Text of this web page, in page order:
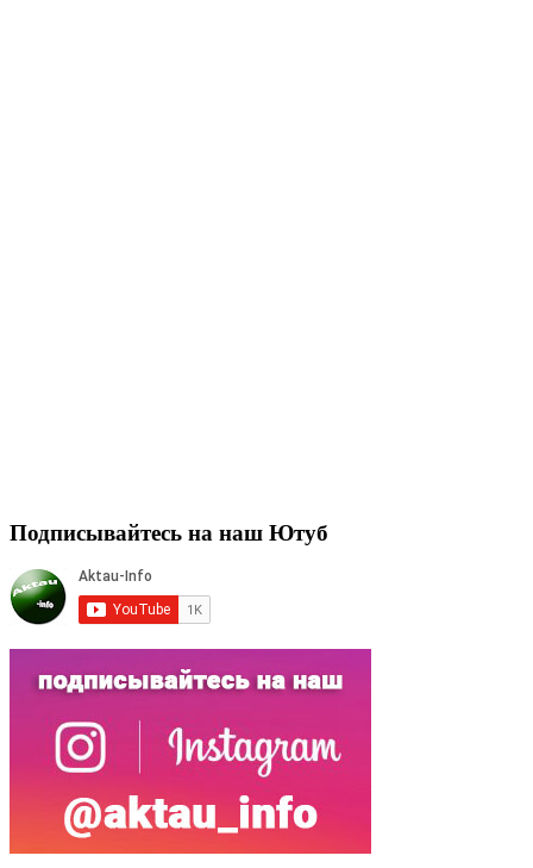
Подписывайтесь на наш Ютуб